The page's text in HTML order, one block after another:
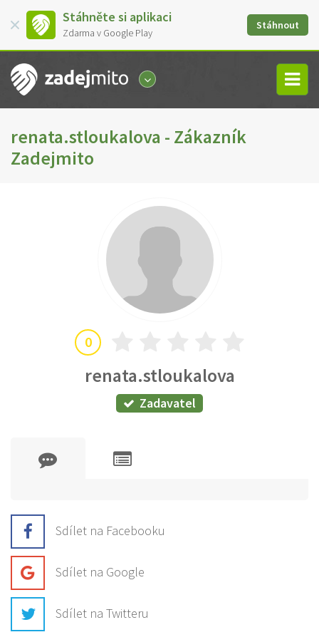
Stáhněte si aplikaci
Zdarma v Google Play
Stáhnout
renata.stloukalova - Zákazník
Zadejmito
0
renata.stloukalova
Zadavatel
Sdílet na Facebooku
Sdílet na Google
Sdílet na Twitteru